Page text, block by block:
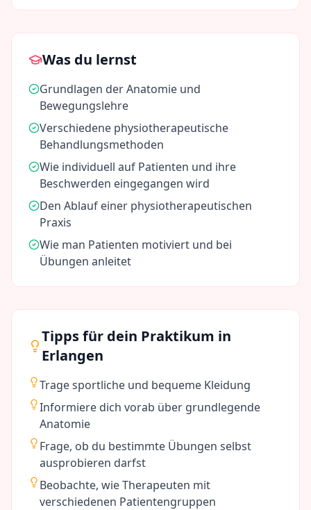
Was du lernst
Grundlagen der Anatomie und
Bewegungslehre
Verschiedene physiotherapeutische
Behandlungsmethoden
Wie individuell auf Patienten und ihre
Beschwerden eingegangen wird
Den Ablauf einer physiotherapeutischen
Praxis
Wie man Patienten motiviert und bei
Übungen anleitet
Tipps für dein Praktikum in
Erlangen
Trage sportliche und bequeme Kleidung
Informiere dich vorab über grundlegende
Anatomie
Frage, ob du bestimmte Übungen selbst
ausprobieren darfst
Beobachte, wie Therapeuten mit
verschiedenen Patientengruppen